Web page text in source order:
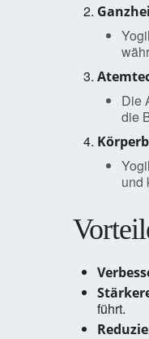
Die
die
und
führt.